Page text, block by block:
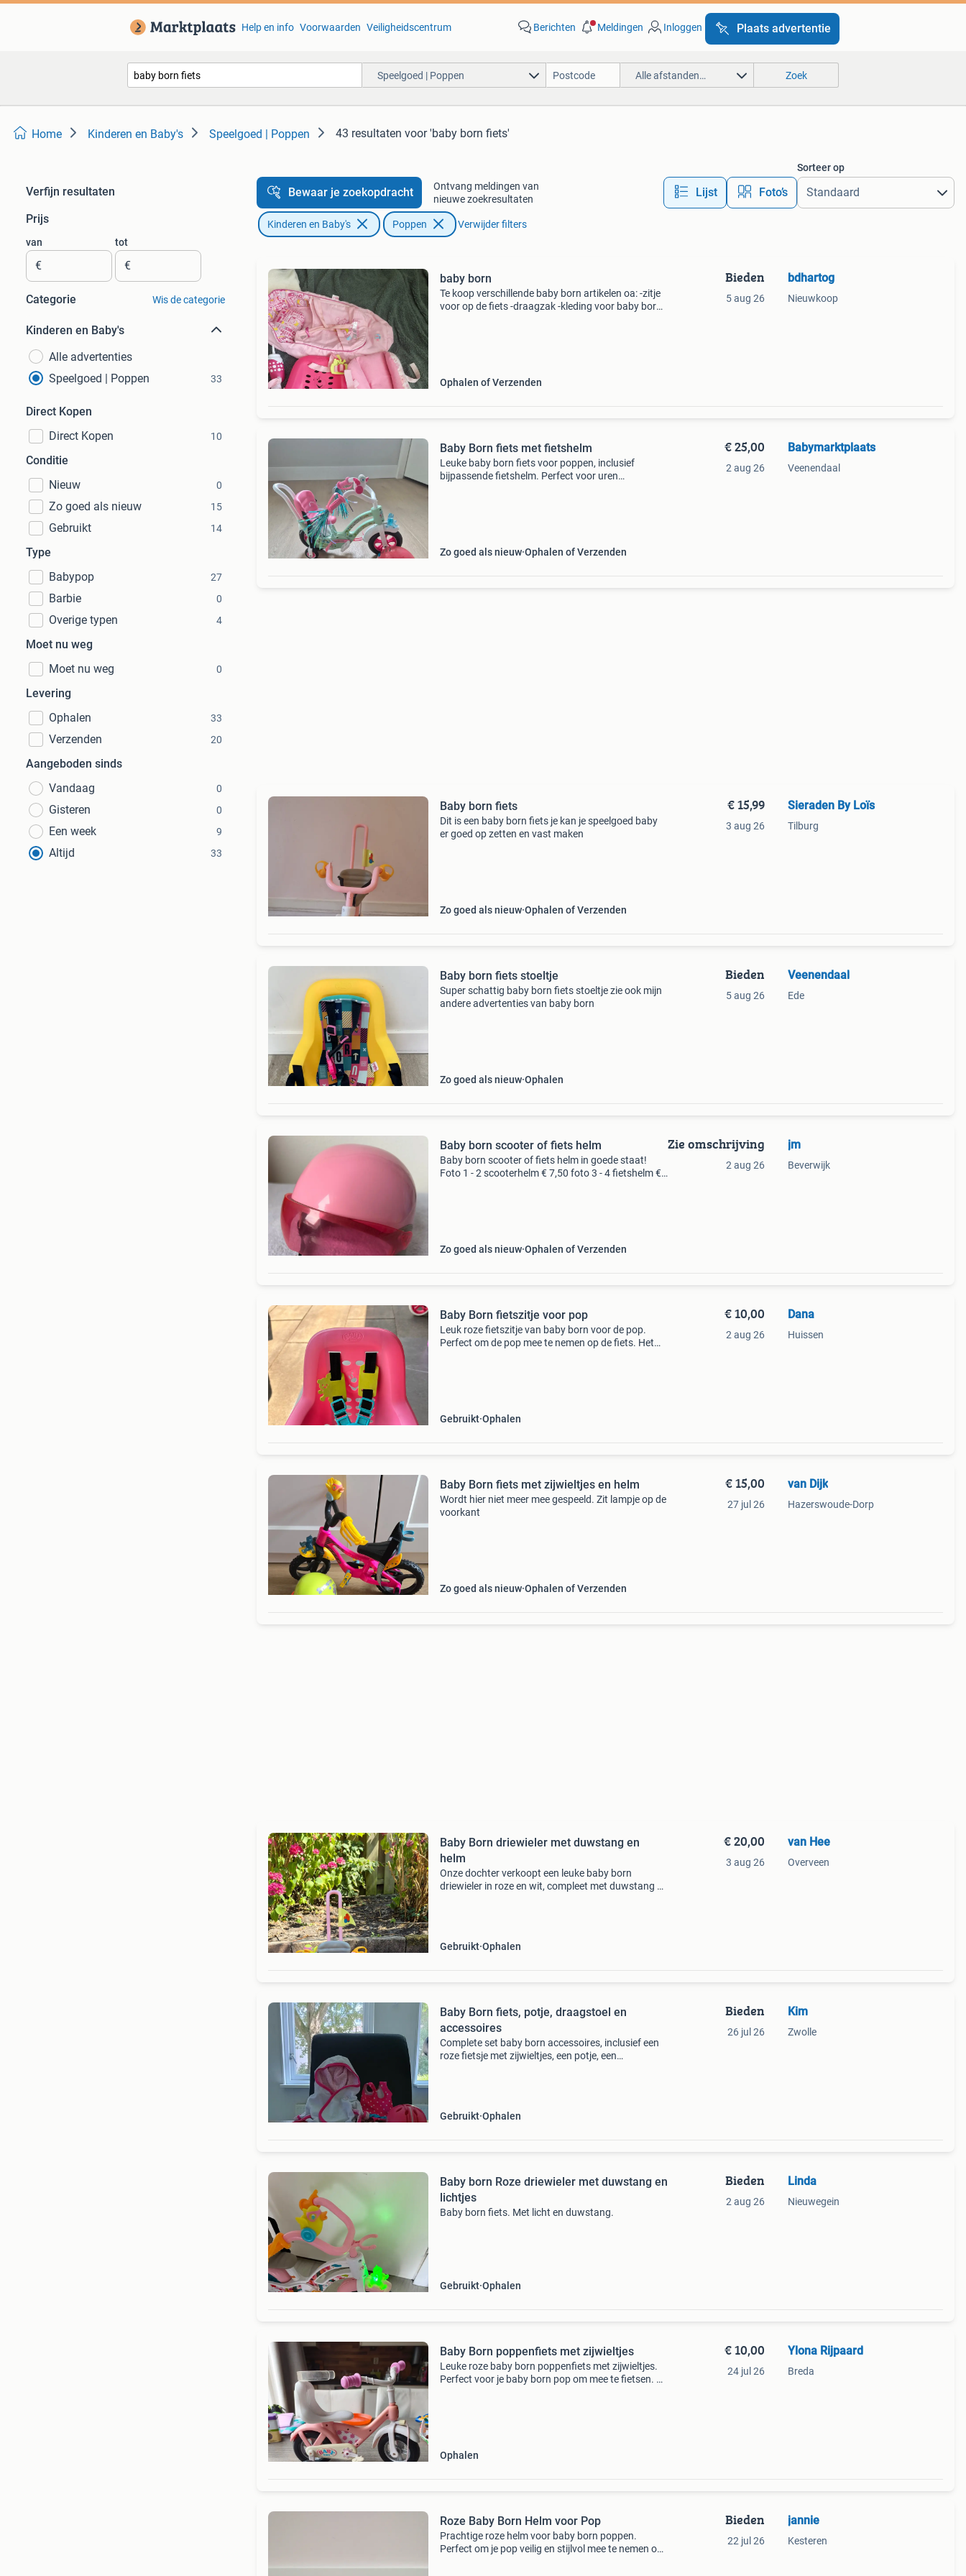
Help en info Voorwaarden Veiligheidscentrum Berichten Meldingen Inloggen Plaats advertentie
Speelgoed | Poppen Alle afstanden… Zoek
Home Kinderen en Baby's Speelgoed | Poppen 43 resultaten voor 'baby born fiets'
Verfijn resultaten
Prijs
van
€
tot
€
Categorie Wis de categorie
Kinderen en Baby's
Alle advertenties
Speelgoed | Poppen
33
Direct Kopen
Direct Kopen
10
Conditie
Nieuw
0
Zo goed als nieuw 15
Gebruikt 14
Type
Babypop
27
Barbie 0
Overige typen 4
Moet nu weg
Moet nu weg
0
Levering
Ophalen
33
Verzenden 20
Aangeboden sinds
Vandaag
0
Gisteren 0
Een week 9
Altijd 33
Bewaar je zoekopdracht
Ontvang meldingen van
nieuwe zoekresultaten
Lijst Foto’s
Sorteer op
Kinderen en Baby's Poppen Verwijder filters
baby born
Te koop verschillende baby born artikelen oa: -zitje
voor op de fiets -draagzak -kleding voor baby born -
Ophalen of Verzenden
Bieden
5 aug 26
bdhartog
Nieuwkoop
Baby Born fiets met fietshelm
Leuke baby born fiets voor poppen, inclusief
bijpassende fietshelm. Perfect voor uren
Zo goed als nieuw Ophalen of Verzenden
€ 25,00
2 aug 26
Babymarktplaats
Veenendaal
Baby born fiets
Dit is een baby born fiets je kan je speelgoed baby
er goed op zetten en vast maken
Zo goed als nieuw Ophalen of Verzenden
€ 15,99
3 aug 26
Sieraden By Loïs
Tilburg
Baby born fiets stoeltje
Super schattig baby born fiets stoeltje zie ook mijn
andere advertenties van baby born
Zo goed als nieuw Ophalen
Bieden
5 aug 26
Veenendaal
Ede
Baby born scooter of fiets helm
Baby born scooter of fiets helm in goede staat!
Foto 1 - 2 scooterhelm € 7,50 foto 3 - 4 fietshelm €
Zo goed als nieuw Ophalen of Verzenden
Zie omschrijving
2 aug 26
jm
Beverwijk
Baby Born fietszitje voor pop
Leuk roze fietszitje van baby born voor de pop.
Perfect om de pop mee te nemen op de fiets. Het
Gebruikt Ophalen
€ 10,00
2 aug 26
Dana
Huissen
Baby Born fiets met zijwieltjes en helm
Wordt hier niet meer mee gespeeld. Zit lampje op de
voorkant
Zo goed als nieuw Ophalen of Verzenden
€ 15,00
27 jul 26
van Dijk
Hazerswoude-Dorp
Baby Born driewieler met duwstang en
helm
Onze dochter verkoopt een leuke baby born
driewieler in roze en wit, compleet met duwstang en
Gebruikt Ophalen
€ 20,00
3 aug 26
van Hee
Overveen
Baby Born fiets, potje, draagstoel en
accessoires
Complete set baby born accessoires, inclusief een
roze fietsje met zijwieltjes, een potje, een
Gebruikt Ophalen
Bieden
26 jul 26
Kim
Zwolle
Baby born Roze driewieler met duwstang en
lichtjes
Baby born fiets. Met licht en duwstang.
Gebruikt Ophalen
Bieden
2 aug 26
Linda
Nieuwegein
Baby Born poppenfiets met zijwieltjes
Leuke roze baby born poppenfiets met zijwieltjes.
Perfect voor je baby born pop om mee te fietsen. De
Ophalen
€ 10,00
24 jul 26
Ylona Rijpaard
Breda
Roze Baby Born Helm voor Pop
Prachtige roze helm voor baby born poppen.
Perfect om je pop veilig en stijlvol mee te nemen op
Bieden
22 jul 26
jannie
Kesteren